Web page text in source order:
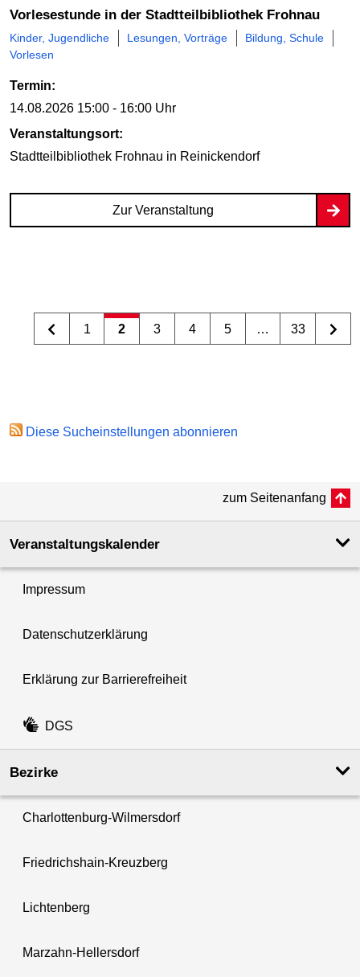
Vorlesestunde in der Stadtteilbibliothek Frohnau
Kinder, Jugendliche Lesungen, Vorträge
Bildung, Schule
Vorlesen
Termin:
14.08.2026 15:00 - 16:00 Uhr
Veranstaltungsort:
Stadtteilbibliothek Frohnau in Reinickendorf
Zur Veranstaltung
1 2 3 4 5 … 33
Diese Sucheinstellungen abonnieren
zum Seitenanfang
Veranstaltungskalender
Impressum
Datenschutzerklärung
Erklärung zur Barrierefreiheit
DGS
Bezirke
Charlottenburg-Wilmersdorf
Friedrichshain-Kreuzberg
Lichtenberg
Marzahn-Hellersdorf